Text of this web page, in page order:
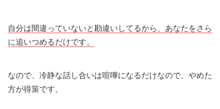
自分は間違っていないと勘違いしてるから、あなたをさら
に追いつめるだけです。
なので、冷静な話し合いは喧嘩になるだけなので、やめた
方が得策です。